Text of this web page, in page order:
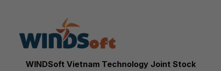
WINDSoft Vietnam Technology Joint Stock